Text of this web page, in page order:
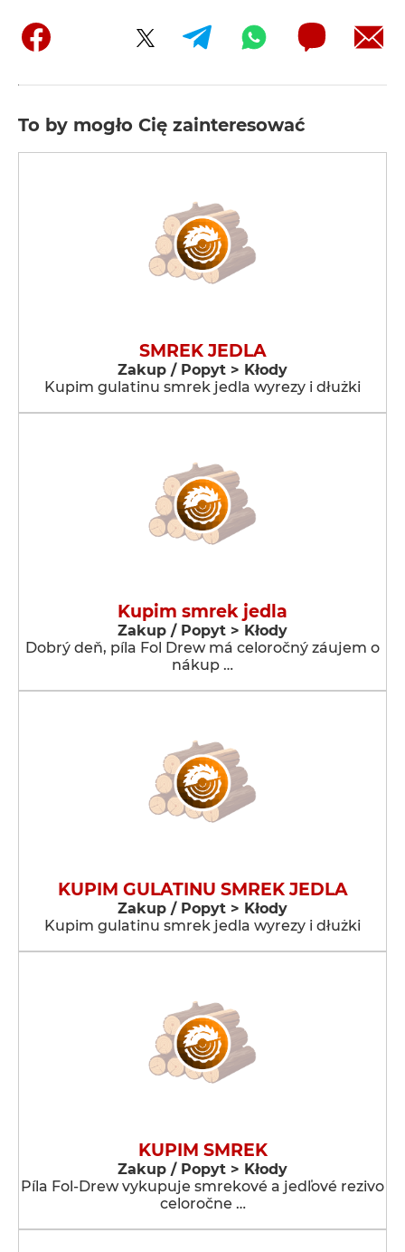
To by mogło Cię zainteresować
SMREK JEDLA
Zakup / Popyt > Kłody
Kupim gulatinu smrek jedla wyrezy i dłużki
Kupim smrek jedla
Zakup / Popyt > Kłody
Dobrý deň, píla Fol Drew má celoročný záujem o
nákup …
KUPIM GULATINU SMREK JEDLA
Zakup / Popyt > Kłody
Kupim gulatinu smrek jedla wyrezy i dłużki
KUPIM SMREK
Zakup / Popyt > Kłody
Píla Fol-Drew vykupuje smrekové a jedľové rezivo
celoročne …